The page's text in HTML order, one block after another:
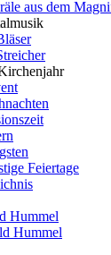
aus dem
Feiertage
Hummel
Hummel